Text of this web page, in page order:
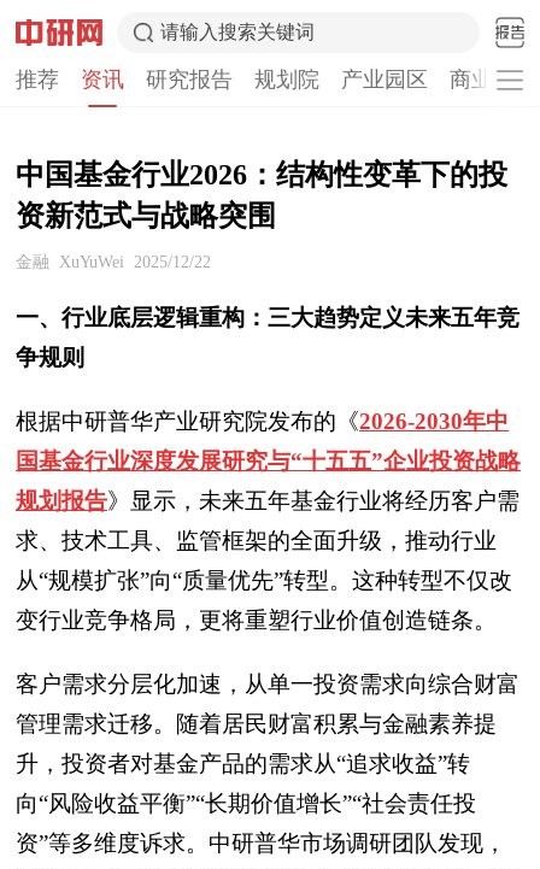
请输入搜索关键词
推荐 资讯 研究报告 规划院 产业园区 商业计
中国基金行业2026：结构性变革下的投
资新范式与战略突围
金融 XuYuWei 2025/12/22
一、行业底层逻辑重构：三大趋势定义未来五年竞
争规则
根据中研普华产业研究院发布的《2026-2030年中
国基金行业深度发展研究与“十五五”企业投资战略
规划报告》显示，未来五年基金行业将经历客户需
求、技术工具、监管框架的全面升级，推动行业
从“规模扩张”向“质量优先”转型。这种转型不仅改
变行业竞争格局，更将重塑行业价值创造链条。
客户需求分层化加速，从单一投资需求向综合财富
管理需求迁移。随着居民财富积累与金融素养提
升，投资者对基金产品的需求从“追求收益”转
向“风险收益平衡”“长期价值增长”“社会责任投
资”等多维度诉求。中研普华市场调研团队发现，